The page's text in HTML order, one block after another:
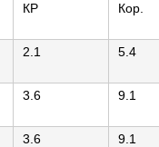
КР Кор.
2.1 5.4
3.6 9.1
3.6 9.1